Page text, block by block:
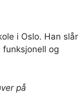
i Oslo. Han slår
og
på